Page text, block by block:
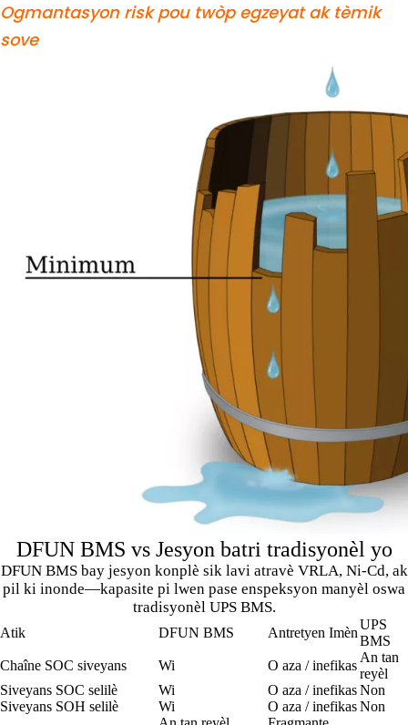
Ogmantasyon risk pou twòp egzeyat ak tèmik
sove
DFUN BMS vs Jesyon batri tradisyonèl yo
DFUN BMS bay jesyon konplè sik lavi atravè VRLA, Ni-Cd, ak
pil ki inonde—kapasite pi lwen pase enspeksyon manyèl oswa
tradisyonèl UPS BMS.
Atik DFUN BMS Antretyen Imèn
UPS
BMS
Chaîne SOC siveyans
Wi O aza / inefikas
An tan
reyèl
Siveyans SOC selilè
Wi O aza / inefikasNon
Siveyans SOH selilè
Wi O aza / inefikasNon